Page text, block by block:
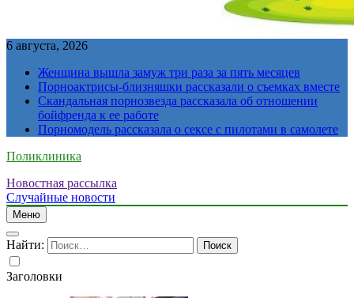
6 августа, 2026
Женщина вышла замуж три раза за пять месяцев
Порноактрисы-близняшки рассказали о съемках вместе
Скандальная порнозвезда рассказала об отношении
бойфренда к ее работе
Порномодель рассказала о сексе с пилотами в самолете
Поликлиника
Новостная рассылка
Случайные новости
Меню
Найти:
Заголовки